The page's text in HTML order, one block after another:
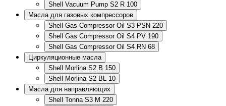
Shell Vacuum Pump S2 R 100
Масла для газовых компрессоров
Shell Gas Compressor Oil S3 PSN 220
Shell Gas Compressor Oil S4 PV 190
Shell Gas Compressor Oil S4 RN 68
Циркуляционные масла
Shell Morlina S2 B 150
Shell Morlina S2 BL 10
Масла для направляющих
Shell Tonna S3 M 220